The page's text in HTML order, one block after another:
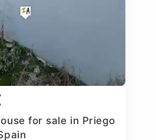
for sale in Priego